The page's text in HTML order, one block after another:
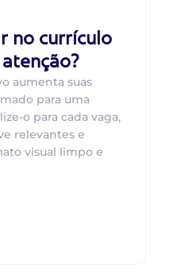
no currículo
aumenta suas
para uma
o para cada vaga,
relevantes e
visual limpo e